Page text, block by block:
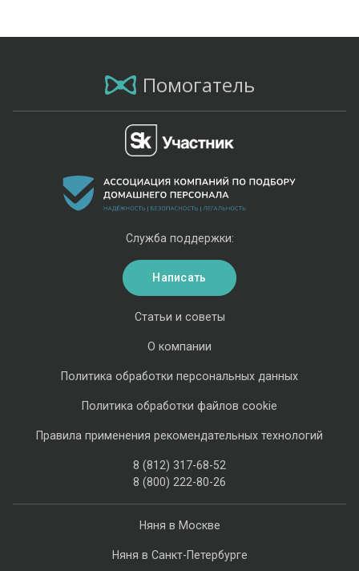
Помогатель
Няня в Москве
Няня в Санкт-Петербурге
Статьи и советы
О компании
Политика обработки персональных данных
Политика обработки файлов cookie
Правила применения рекомендательных технологий
8 (812) 317-68-52
8 (800) 222-80-26
Служба поддержки:
Написать